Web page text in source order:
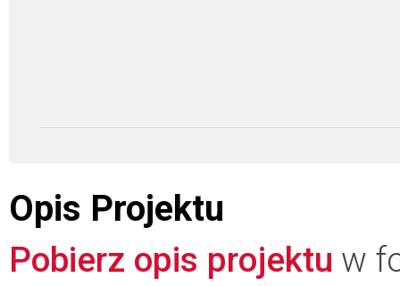
Opis Projektu
Pobierz opis projektu w